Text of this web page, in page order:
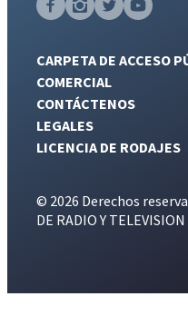
CARPETA DE ACCESO
COMERCIAL
CONTÁCTENOS
LEGALES
LICENCIA DE RODAJES
© 2026 Derechos
DE RADIO Y